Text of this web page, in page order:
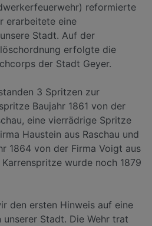
reformierte
erarbeitete eine
Stadt. Auf der
erfolgte die
der Stadt Geyer.
3 Spritzen zur
Baujahr 1861 von der
eine vierrädrige Spritze
Haustein aus Raschau und
1864 von der Firma Voigt aus
wurde noch 1879
den ersten Hinweis auf eine
unserer Stadt. Die Wehr trat